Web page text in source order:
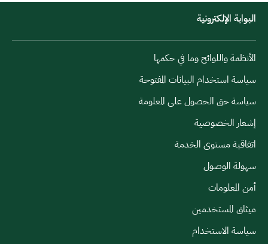
البوابة الإلكترونية
الأنظمة واللوائح وما في حكمها
سياسة استخدام البيانات المفتوحة
سياسة حق الحصول على المعلومة
إشعار الخصوصية
اتفاقية مستوى الخدمة
سهولة الوصول
أمن المعلومات
ميثاق المستخدمين
سياسة الاستخدام